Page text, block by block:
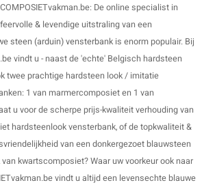
De online specialist in
& levendige uitstraling van een
steen (arduin) vensterbank is enorm populair. Bij
vindt u - naast de 'echte' Belgisch hardsteen
twee prachtige hardsteen look / imitatie
1 van marmercomposiet en 1 van
u voor de scherpe prijs-kwaliteit verhouding van
hardsteenlook vensterbank, of de topkwaliteit &
van een donkergezoet blauwsteen
kwartscomposiet? Waar uw voorkeur ook naar
vindt u altijd een levensechte blauwe